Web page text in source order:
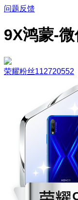
问题反馈
9X鸿蒙-
荣耀粉丝112720552